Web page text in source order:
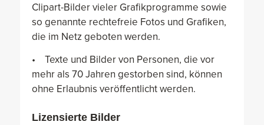
Clipart-Bilder vieler Grafikprogramme sowie
so genannte rechtefreie Fotos und Grafiken,
die im Netz geboten werden.
• Texte und Bilder von Personen, die vor
mehr als 70 Jahren gestorben sind, können
ohne Erlaubnis veröffentlicht werden.
Lizensierte Bilder